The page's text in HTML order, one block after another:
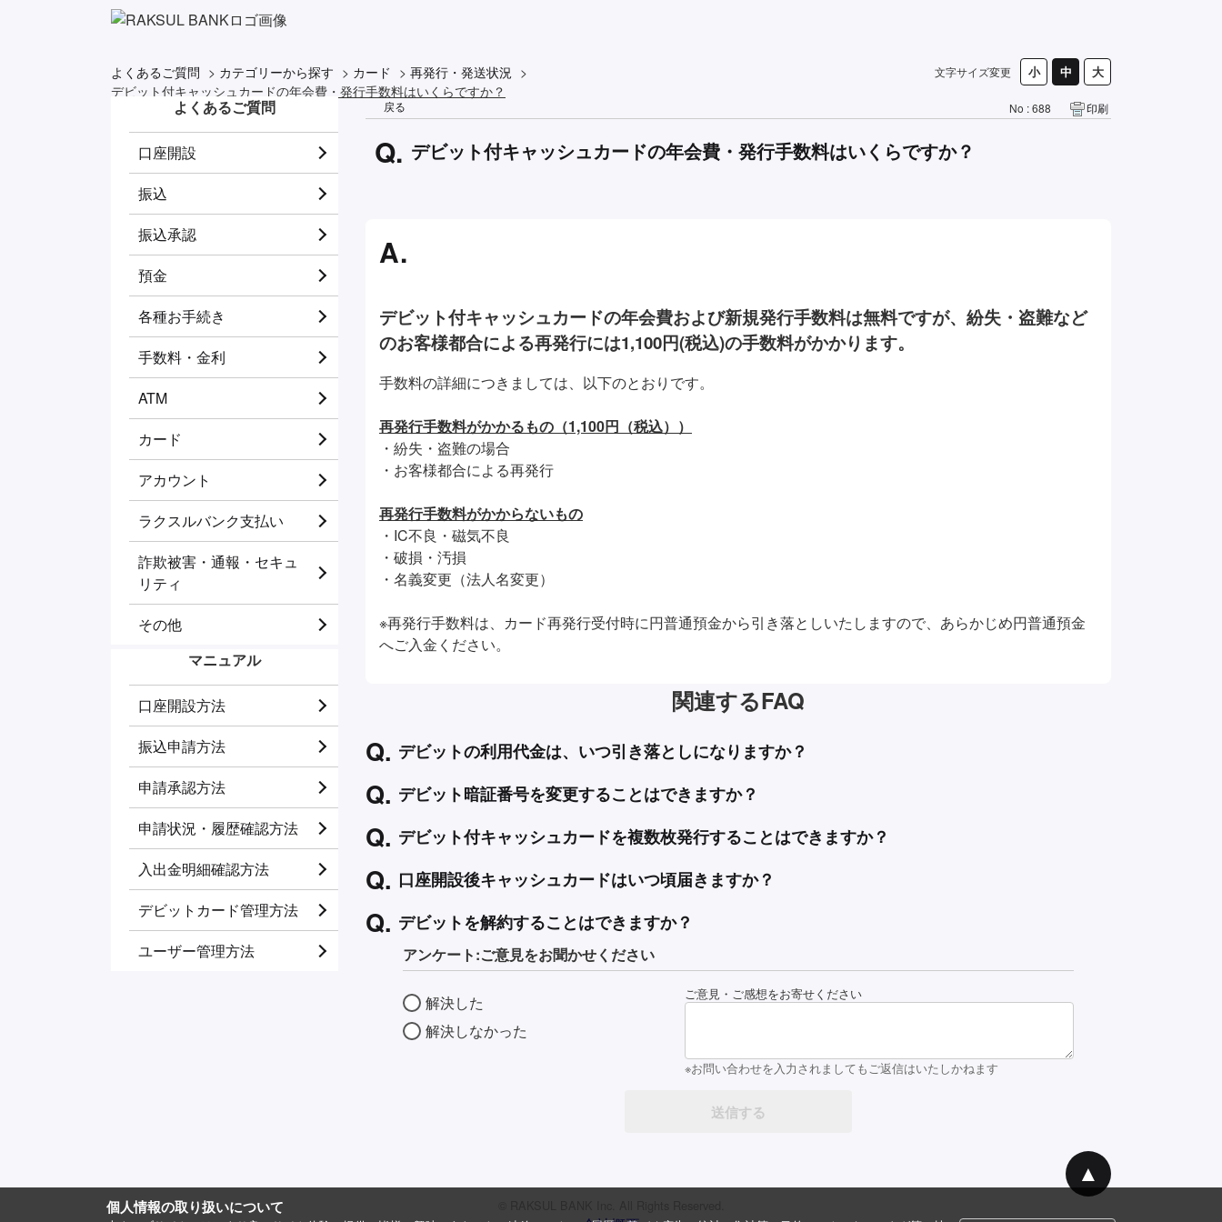
文字サイズ変更
よくあるご質問 > カテゴリーから探す > カード > 再発行・発送状況 >
デビット付キャッシュカードの年会費・発行手数料はいくらですか？
よくあるご質問
口座開設
振込
振込承認
預金
各種お手続き
手数料・金利
ATM
カード
アカウント
ラクスルバンク支払い
詐欺被害・通報・セキュ
リティ
その他
マニュアル
口座開設方法
振込申請方法
申請承認方法
申請状況・履歴確認方法
入出金明細確認方法
デビットカード管理方法
ユーザー管理方法
戻る No : 688 印刷
デビット付キャッシュカードの年会費・発行手数料はいくらですか？
デビット付キャッシュカードの年会費および新規発行手数料は無料ですが、紛失・盗難など
のお客様都合による再発行には1,100円(税込)の手数料がかかります。
手数料の詳細につきましては、以下のとおりです。
再発行手数料がかかるもの（1,100円（税込））
・紛失・盗難の場合
・お客様都合による再発行
再発行手数料がかからないもの
・IC不良・磁気不良
・破損・汚損
・名義変更（法人名変更）
※再発行手数料は、カード再発行受付時に円普通預金から引き落としいたしますので、あらかじめ円普通預金
へご入金ください。
関連するFAQ
デビットの利用代金は、いつ引き落としになりますか？
デビット暗証番号を変更することはできますか？
デビット付キャッシュカードを複数枚発行することはできますか？
口座開設後キャッシュカードはいつ頃届きますか？
デビットを解約することはできますか？
アンケート:ご意見をお聞かせください
解決した
解決しなかった
ご意見・ご感想をお寄せください
※お問い合わせを入力されましてもご返信はいたしかねます
個人情報の取り扱いについて